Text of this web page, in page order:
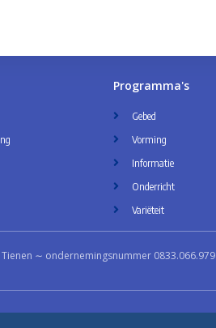
Programma's
Gebed
Vorming
Informatie
Onderricht
Variëteit
∼ ondernemingsnummer 0833.066.979